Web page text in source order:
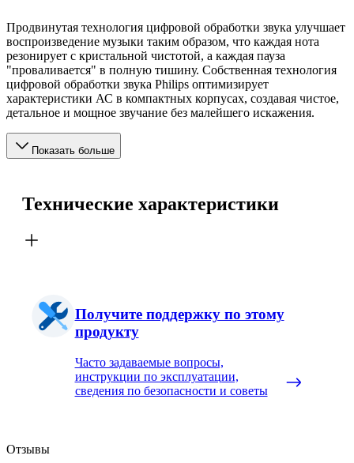
Продвинутая технология цифровой обработки звука улучшает
воспроизведение музыки таким образом, что каждая нота
резонирует с кристальной чистотой, а каждая пауза
"проваливается" в полную тишину. Собственная технология
цифровой обработки звука Philips оптимизирует
характеристики АС в компактных корпусах, создавая чистое,
детальное и мощное звучание без малейшего искажения.
Показать больше
Технические характеристики
Получите поддержку по этому
продукту
Часто задаваемые вопросы,
инструкции по эксплуатации,
сведения по безопасности и советы
Отзывы